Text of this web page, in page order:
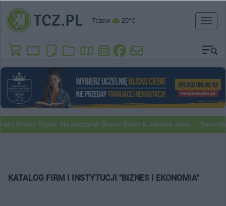
Tczew 20°C
Toggle
Gminy Tczew. Na początek Shaun Baker & Jessica Jean
KATALOG FIRM I INSTYTUCJI "BIZNES I EKONOMIA"